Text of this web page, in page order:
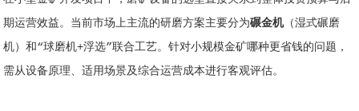
期运营效益。当前市场上主流的研磨方案主要分为碾金机（湿式碾磨
机）和“球磨机+浮选”联合工艺。针对小规模金矿哪种更省钱的问题，
需从设备原理、适用场景及综合运营成本进行客观评估。